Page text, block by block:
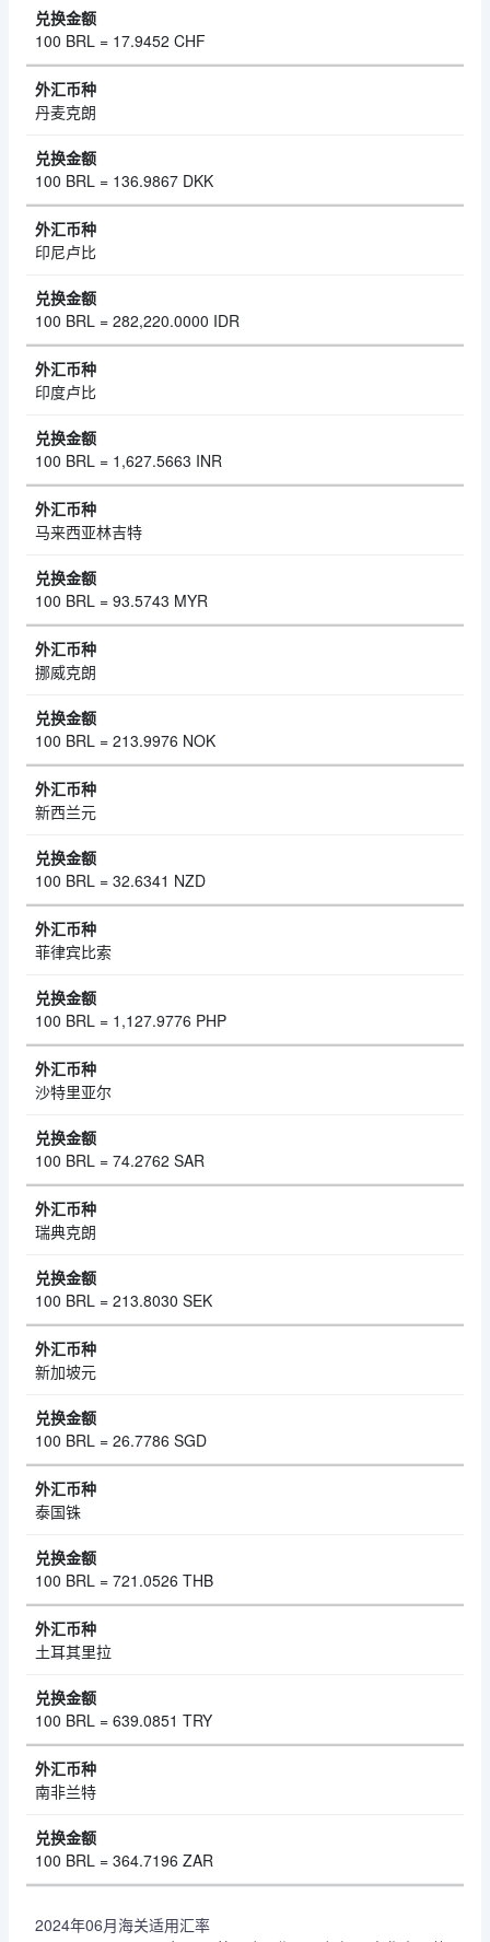
100 BRL = 17.9452 CHF
丹麦克朗
100 BRL = 136.9867 DKK
印尼卢比
100 BRL = 282,220.0000 IDR
印度卢比
100 BRL = 1,627.5663 INR
马来西亚林吉特
100 BRL = 93.5743 MYR
挪威克朗
100 BRL = 213.9976 NOK
新西兰元
100 BRL = 32.6341 NZD
菲律宾比索
100 BRL = 1,127.9776 PHP
沙特里亚尔
100 BRL = 74.2762 SAR
瑞典克朗
100 BRL = 213.8030 SEK
新加坡元
100 BRL = 26.7786 SGD
泰国铢
100 BRL = 721.0526 THB
土耳其里拉
100 BRL = 639.0851 TRY
南非兰特
100 BRL = 364.7196 ZAR
2024年06月海关适用汇率